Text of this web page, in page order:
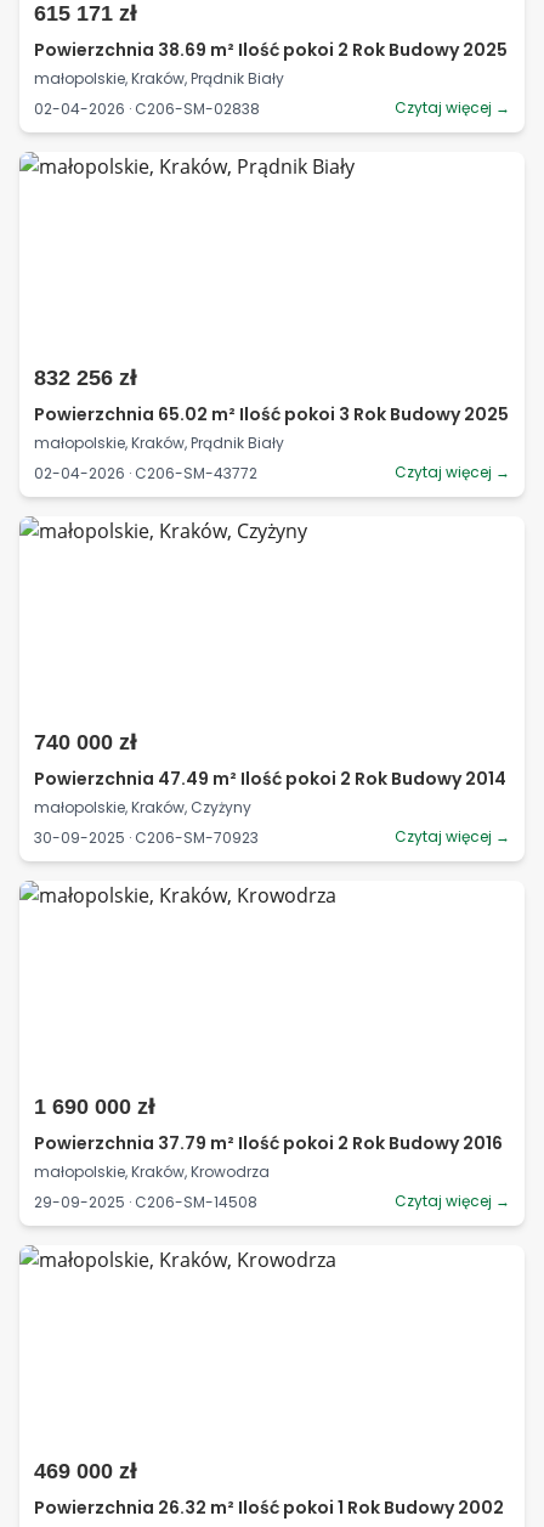
615 171 zł
Powierzchnia 38.69 m² Ilość pokoi 2 Rok Budowy 2025
małopolskie, Kraków, Prądnik Biały
02-04-2026 · C206-SM-02838
Czytaj więcej →
832 256 zł
Powierzchnia 65.02 m² Ilość pokoi 3 Rok Budowy 2025
małopolskie, Kraków, Prądnik Biały
02-04-2026 · C206-SM-43772
Czytaj więcej →
740 000 zł
Powierzchnia 47.49 m² Ilość pokoi 2 Rok Budowy 2014
małopolskie, Kraków, Czyżyny
30-09-2025 · C206-SM-70923
Czytaj więcej →
1 690 000 zł
Powierzchnia 37.79 m² Ilość pokoi 2 Rok Budowy 2016
małopolskie, Kraków, Krowodrza
29-09-2025 · C206-SM-14508
Czytaj więcej →
469 000 zł
Powierzchnia 26.32 m² Ilość pokoi 1 Rok Budowy 2002